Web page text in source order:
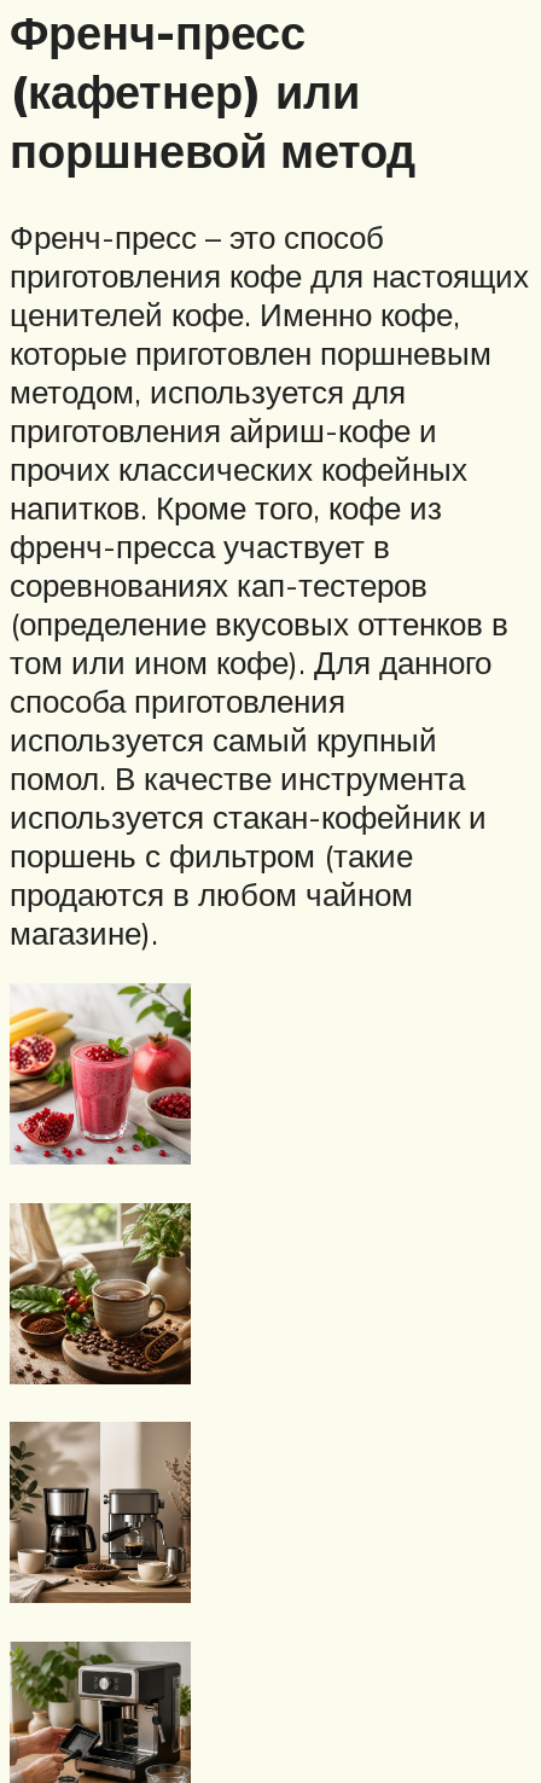
Френч-пресс
(кафетнер) или
поршневой метод
Френч-пресс – это способ
приготовления кофе для настоящих
ценителей кофе. Именно кофе,
которые приготовлен поршневым
методом, используется для
приготовления айриш-кофе и
прочих классических кофейных
напитков. Кроме того, кофе из
френч-пресса участвует в
соревнованиях кап-тестеров
(определение вкусовых оттенков в
том или ином кофе). Для данного
способа приготовления
используется самый крупный
помол. В качестве инструмента
используется стакан-кофейник и
поршень с фильтром (такие
продаются в любом чайном
магазине).